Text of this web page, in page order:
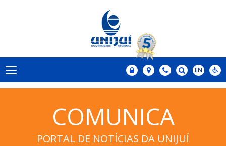
COMUNICA
PORTAL DE NOTÍCIAS DA UNIJUÍ